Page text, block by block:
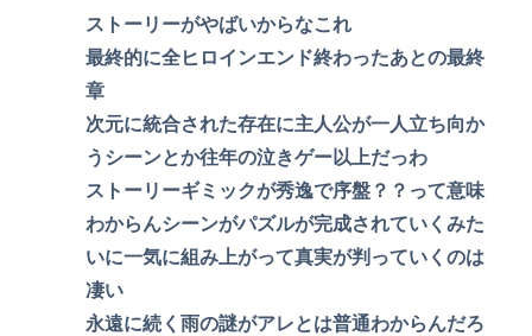
ストーリーがやばいからなこれ
最終的に全ヒロインエンド終わったあとの最終
章
次元に統合された存在に主人公が一人立ち向か
うシーンとか往年の泣きゲー以上だっわ
ストーリーギミックが秀逸で序盤？？って意味
わからんシーンがパズルが完成されていくみた
いに一気に組み上がって真実が判っていくのは
凄い
永遠に続く雨の謎がアレとは普通わからんだろ